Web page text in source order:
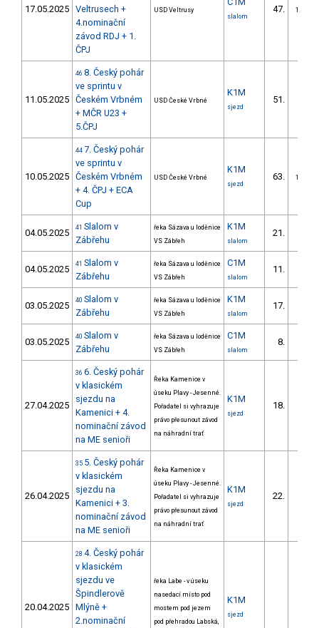
17.05.2025 Veltrusech +
4.nominační
závod RDJ + 1.
ČPJ
USD Veltrusy
slalom
47. 13/DM
11.05.2025
46 8. Český pohár
ve sprintu v
Českém Vrbném
+ MČR U23 +
5.ČPJ
USD České Vrbné
K1M
sjezd
51.
10.05.2025
44 7. Český pohár
ve sprintu v
Českém Vrbném
+ 4. ČPJ + ECA
Cup
USD České Vrbné
K1M
sjezd
63. 15/DM
04.05.2025 41 Slalom v
Zábřehu
řeka Sázava u loděnice
VS Zábřeh
K1M
slalom
21.
04.05.2025 41 Slalom v
Zábřehu
řeka Sázava u loděnice
VS Zábřeh
C1M
slalom
11.
03.05.2025 40 Slalom v
Zábřehu
řeka Sázava u loděnice
VS Zábřeh
K1M
slalom
17.
03.05.2025 40 Slalom v
Zábřehu
řeka Sázava u loděnice
VS Zábřeh
C1M
slalom
8.
27.04.2025
36 6. Český pohár
v klasickém
sjezdu na
Kamenici + 4.
nominační závod
na ME senioři
Řeka Kamenice v
úseku Plavy - Jesenné.
Pořadatel si vyhrazuje
právo přesunout závod
na náhradní trať
K1M
sjezd
18.
26.04.2025
35 5. Český pohár
v klasickém
sjezdu na
Kamenici + 3.
nominační závod
na ME senioři
Řeka Kamenice v
úseku Plavy - Jesenné.
Pořadatel si vyhrazuje
právo přesunout závod
na náhradní trať
K1M
sjezd
22.
20.04.2025
28 4. Český pohár
v klasickém
sjezdu ve
Špindlerově
Mlýně +
2.nominační
řeka Labe - v úseku
nasedací místo pod
mostem pod jezem
pod přehradou Labská,
K1M
sjezd